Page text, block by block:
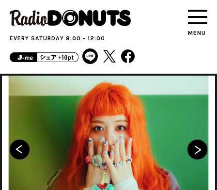
MENU
EVERY SATURDAY 8:00 - 12:00